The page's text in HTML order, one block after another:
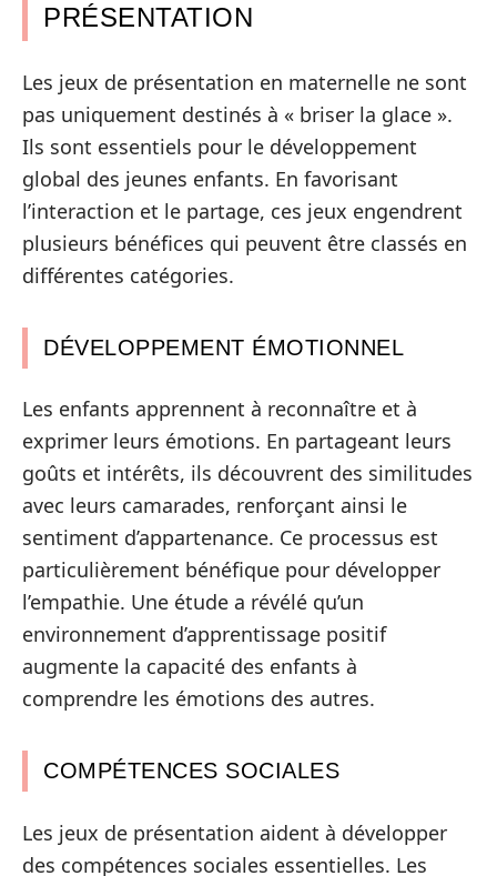
PRÉSENTATION
Les jeux de présentation en maternelle ne sont
pas uniquement destinés à « briser la glace ».
Ils sont essentiels pour le développement
global des jeunes enfants. En favorisant
l’interaction et le partage, ces jeux engendrent
plusieurs bénéfices qui peuvent être classés en
différentes catégories.
DÉVELOPPEMENT ÉMOTIONNEL
Les enfants apprennent à reconnaître et à
exprimer leurs émotions. En partageant leurs
goûts et intérêts, ils découvrent des similitudes
avec leurs camarades, renforçant ainsi le
sentiment d’appartenance. Ce processus est
particulièrement bénéfique pour développer
l’empathie. Une étude a révélé qu’un
environnement d’apprentissage positif
augmente la capacité des enfants à
comprendre les émotions des autres.
COMPÉTENCES SOCIALES
Les jeux de présentation aident à développer
des compétences sociales essentielles. Les